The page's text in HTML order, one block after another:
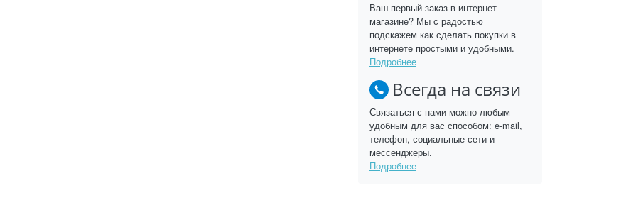
Ваш первый заказ в интернет-
магазине? Мы с радостью
подскажем как сделать покупки в
интернете простыми и удобными.
Подробнее
Всегда на связи
Связаться с нами можно любым
удобным для вас способом: e-mail,
телефон, социальные сети и
мессенджеры.
Подробнее